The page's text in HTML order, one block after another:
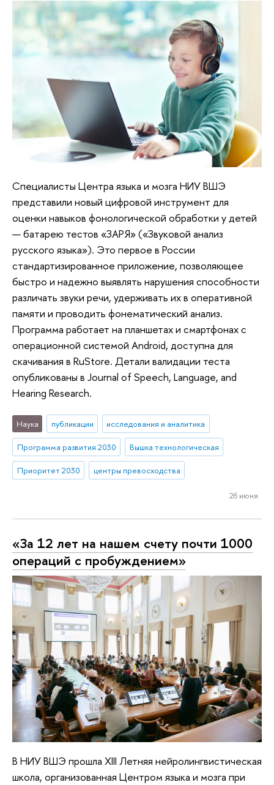
Специалисты Центра языка и мозга НИУ ВШЭ
представили новый цифровой инструмент для
оценки навыков фонологической обработки у детей
— батарею тестов «ЗАРЯ» («Звуковой анализ
русского языка»). Это первое в России
стандартизированное приложение, позволяющее
быстро и надежно выявлять нарушения способности
различать звуки речи, удерживать их в оперативной
памяти и проводить фонематический анализ.
Программа работает на планшетах и смартфонах с
операционной системой Android, доступна для
скачивания в RuStore. Детали валидации теста
опубликованы в Journal of Speech, Language, and
Hearing Research.
Наука публикации исследования и аналитика
Программа развития 2030 Вышка технологическая
Приоритет 2030 центры превосходства
26 июня
«За 12 лет на нашем счету почти 1000
операций с пробуждением»
В НИУ ВШЭ прошла XIII Летняя нейролингвистическая
школа, организованная Центром языка и мозга при